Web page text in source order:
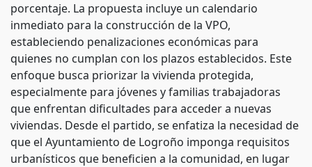
porcentaje. La propuesta incluye un calendario
inmediato para la construcción de la VPO,
estableciendo penalizaciones económicas para
quienes no cumplan con los plazos establecidos. Este
enfoque busca priorizar la vivienda protegida,
especialmente para jóvenes y familias trabajadoras
que enfrentan dificultades para acceder a nuevas
viviendas. Desde el partido, se enfatiza la necesidad de
que el Ayuntamiento de Logroño imponga requisitos
urbanísticos que beneficien a la comunidad, en lugar